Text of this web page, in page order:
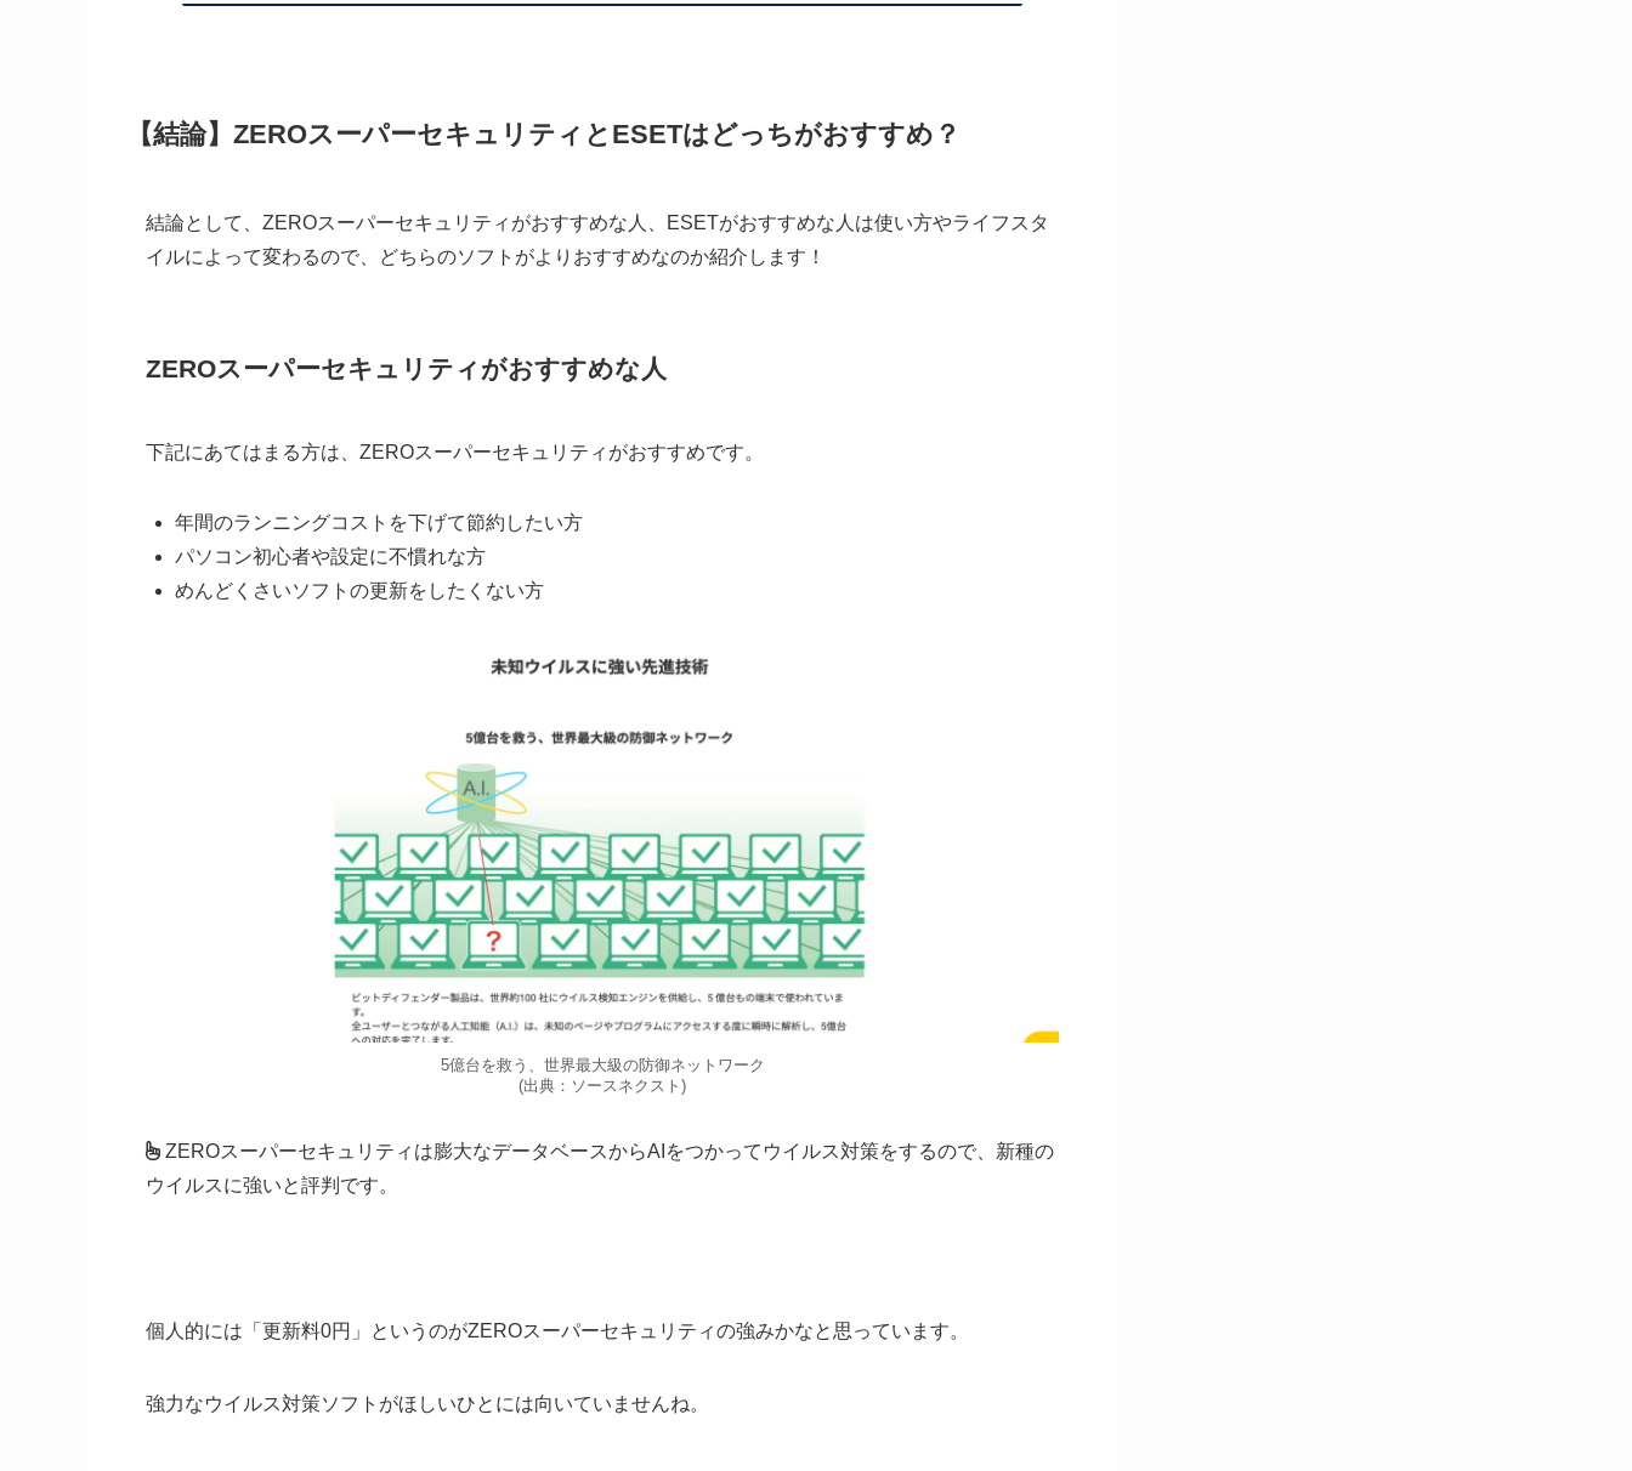
【結論】ZEROスーパーセキュリティとESETはどっちがおすすめ？
結論として、ZEROスーパーセキュリティがおすすめな人、ESETがおすすめな人は使い方やライフスタ
イルによって変わるので、どちらのソフトがよりおすすめなのか紹介します！
ZEROスーパーセキュリティがおすすめな人
下記にあてはまる方は、ZEROスーパーセキュリティがおすすめです。
年間のランニングコストを下げて節約したい方
パソコン初心者や設定に不慣れな方
めんどくさいソフトの更新をしたくない方
5億台を救う、世界最大級の防御ネットワーク
(出典：ソースネクスト)
ZEROスーパーセキュリティは膨大なデータベースからAIをつかってウイルス対策をするので、新種の
ウイルスに強いと評判です。
個人的には「更新料0円」というのがZEROスーパーセキュリティの強みかなと思っています。
強力なウイルス対策ソフトがほしいひとには向いていませんね。